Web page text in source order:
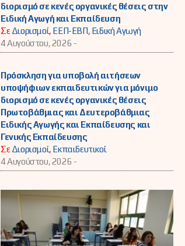
διορισμό σε κενές οργανικές θέσεις στην
Ειδική Αγωγή και Εκπαίδευση
ΣεΔιορισμοί, ΕΕΠ-ΕΒΠ, Ειδική Αγωγή
4 Αυγούστου, 2026 -
Πρόσκληση για υποβολή αιτήσεων
υποψήφιων εκπαιδευτικών για μόνιμο
διορισμό σε κενές οργανικές θέσεις
Πρωτοβάθμιας και Δευτεροβάθμιας
Ειδικής Αγωγής και Εκπαίδευσης και
Γενικής Εκπαίδευσης
ΣεΔιορισμοί, Εκπαιδευτικοί
4 Αυγούστου, 2026 -